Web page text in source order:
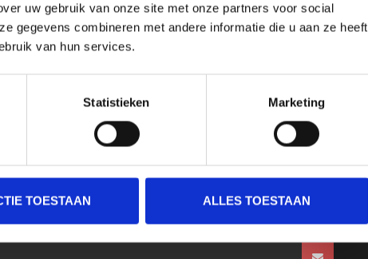
uw gebruik van onze site met onze partners voor social
gegevens combineren met andere informatie die u aan ze heeft
van hun services.
Statistieken Marketing
TOESTAAN ALLES TOESTAAN
ONZE NIEUWSBRIEF
korting in onze webwinkel